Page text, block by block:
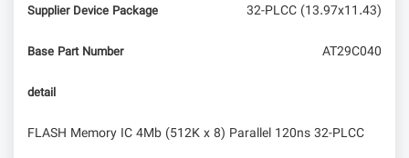
Supplier Device Package 32-PLCC (13.97x11.43)
Base Part Number AT29C040
detail
FLASH Memory IC 4Mb (512K x 8) Parallel 120ns 32-PLCC